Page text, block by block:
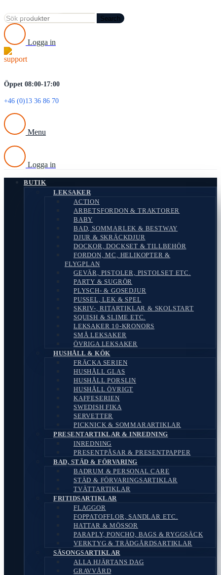
Search
Logga in
Öppet 08:00-17:00
+46 (0)13 36 86 70
Menu
Logga in
BUTIK
LEKSAKER
ACTION
ARBETSFORDON & TRAKTORER
BABY
BAD, SOMMARLEK & BESTWAY
DJUR & SKRÄCKDJUR
DOCKOR, DOCKSET & TILLBEHÖR
FORDON, MC, HELIKOPTER &
FLYGPLAN
GEVÄR, PISTOLER, PISTOLSET ETC.
PARTY & SUGRÖR
PLYSCH- & GOSEDJUR
PUSSEL, LEK & SPEL
SKRIV-, RITARTIKLAR & SKOLSTART
SQUISH & SLIME ETC.
LEKSAKER 10-KRONORS
SMÅ LEKSAKER
ÖVRIGA LEKSAKER
HUSHÅLL & KÖK
FRÄCKA SERIEN
HUSHÅLL GLAS
HUSHÅLL PORSLIN
HUSHÅLL ÖVRIGT
KAFFESERIEN
SWEDISH FIKA
SERVETTER
PICKNICK & SOMMARARTIKLAR
PRESENTARTIKLAR & INREDNING
INREDNING
PRESENTPÅSAR & PRESENTPAPPER
BAD, STÄD & FÖRVARING
BADRUM & PERSONAL CARE
STÄD & FÖRVARINGSARTIKLAR
TVÄTTARTIKLAR
FRITIDSARTIKLAR
FLAGGOR
FOPPATOFFLOR, SANDLAR ETC.
HATTAR & MÖSSOR
PARAPLY, PONCHO, BAGS & RYGGSÄCK
VERKTYG & TRÄDGÅRDSARTIKLAR
SÄSONGSARTIKLAR
ALLA HJÄRTANS DAG
GRAVVÅRD